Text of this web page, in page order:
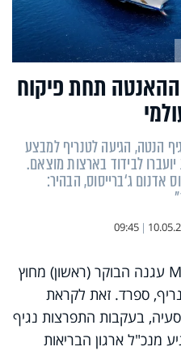
ההאנטה תחת פיקוח
הנטה, הגיעה לטנריף למבצע
יועברו לבידוד בארצות מוצאם.
אדנום ג‘ברייסוס, הבהיר:
|
09:45
ספינת התענוגות MV Hondius עגנה הבוקר (ראשון) מחוץ
ספרד. זאת לקראת
בעקבות התפרצות נגיף
מנכ"ל ארגון הבריאות